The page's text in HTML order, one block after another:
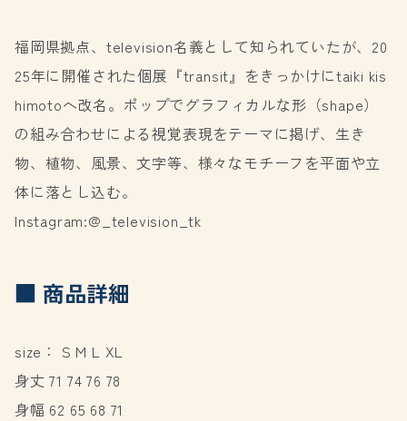
福岡県拠点、television名義として知られていたが、20
25年に開催された個展『transit』をきっかけにtaiki kis
himotoへ改名。ポップでグラフィカルな形（shape）
の組み合わせによる視覚表現をテーマに掲げ、生き
物、植物、風景、文字等、様々なモチーフを平面や立
体に落とし込む。
Instagram:@_television_tk
■ 商品詳細
size： S M L XL
身丈 71 74 76 78
身幅 62 65 68 71